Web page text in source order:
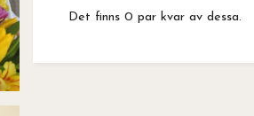
Det finns 0 par kvar av dessa.